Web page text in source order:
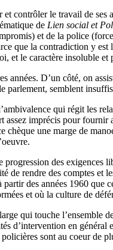
contrôler le travail de
de Lien social et
et de la police
que la contradiction y
et le caractère insoluble
années. D’un côté, on
semblent
qui régit les
assez imprécis pour
une marge de
des
rendre des comptes et
des années 1960
et où la culture de
qui touche
d’intervention en
sont au coeur de